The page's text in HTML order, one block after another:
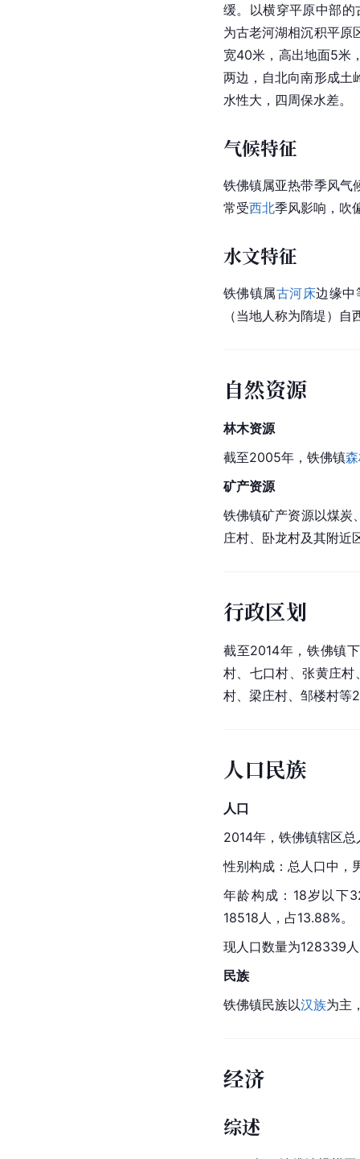
缓。以横穿平原中部
为古老河湖相沉积平原
宽40米，高出地面5米
两边，自北向南形成土
水性大，四周保水差。
气候特征
铁佛镇属亚热带季风气
常受西北季风影响，吹
水文特征
铁佛镇属古河床边缘中
（当地人称为隋堤）
自然资源
林木资源
截至2005年，铁佛镇
矿产资源
铁佛镇矿产资源以煤炭
庄村、卧龙村及其附近
行政区划
截至2014年，铁佛镇
村、七口村、张黄庄
村、梁庄村、 邹楼村等
人口民族
人口
2014年，铁佛镇辖区
性别构成：总人口中
年龄构成：18岁以下
18518人，占13.88%。
现人口数量为128339
民族
铁佛镇民族以汉族为主
经济
综述